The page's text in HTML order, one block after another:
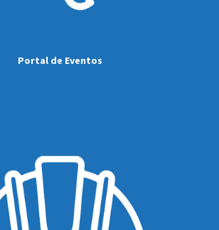
Portal de Eventos